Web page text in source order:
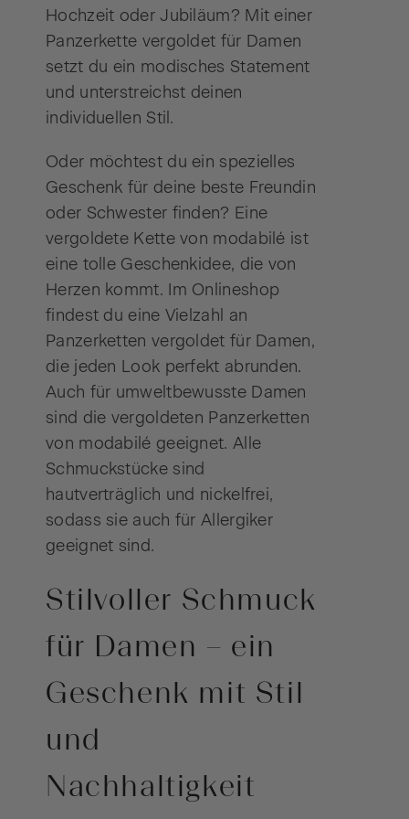
Hochzeit oder Jubiläum? Mit einer
Panzerkette vergoldet für Damen
setzt du ein modisches Statement
und unterstreichst deinen
individuellen Stil.
Oder möchtest du ein spezielles
Geschenk für deine beste Freundin
oder Schwester finden? Eine
vergoldete Kette von modabilé ist
eine tolle Geschenkidee, die von
Herzen kommt. Im Onlineshop
findest du eine Vielzahl an
Panzerketten vergoldet für Damen,
die jeden Look perfekt abrunden.
Auch für umweltbewusste Damen
sind die vergoldeten Panzerketten
von modabilé geeignet. Alle
Schmuckstücke sind
hautverträglich und nickelfrei,
sodass sie auch für Allergiker
geeignet sind.
Stilvoller Schmuck
für Damen – ein
Geschenk mit Stil
und
Nachhaltigkeit